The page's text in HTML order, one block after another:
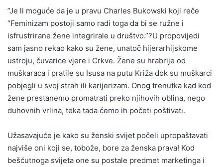
”Je li moguće da je u pravu Charles Bukowski koji reče
“Feminizam postoji samo radi toga da bi se ružne i
isfrustrirane žene integrirale u društvo.”?U propovijedi
sam jasno rekao kako su žene, unatoč hijerarhijskome
ustroju, čuvarice vjere i Crkve. Žene su hrabrije od
muškaraca i pratile su Isusa na putu Križa dok su muškarci
pobjegli u svoj strah ili karijerizam. Onog trenutka kad kod
žene prestanemo promatrati preko njihovih oblina, nego
duhovnih vrlina, teka tada ćemo ih početi poštivati.
Užasavajuće je kako su ženski svijet počeli upropaštavati
najviše oni koji se, tobože, bore za ženska prava! Kod
bešćutnoga svijeta one su postale predmet marketinga i